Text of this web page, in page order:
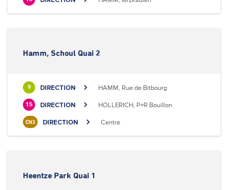
Hamm, Schoul Quai 2
9 DIRECTION HAMM, Rue de Bitbourg
15 DIRECTION HOLLERICH, P+R Bouillon
CN3 DIRECTION Centre
Heentze Park Quai 1